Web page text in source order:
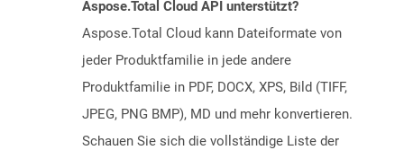
Aspose.Total Cloud API unterstützt?
Aspose.Total Cloud kann Dateiformate von
jeder Produktfamilie in jede andere
Produktfamilie in PDF, DOCX, XPS, Bild (TIFF,
JPEG, PNG BMP), MD und mehr konvertieren.
Schauen Sie sich die vollständige Liste der